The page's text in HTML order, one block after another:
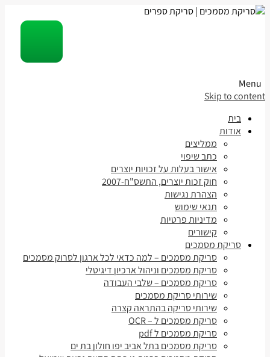
Skip to content
בית
אודות
ממליצים
כתב שיפוי
אישור בעלות על זכויות יוצרים
חוק זכות יוצרים, התשס"ח-2007
הצהרת נגישות
תנאי שימוש
מדיניות פרטיות
קישורים
סריקת מסמכים
סריקת מסמכים – למה כדאי לכל ארגון לסרוק מסמכים
סריקת מסמכים וניהול ארכיון דיגיטלי
סריקת מסמכים – שלבי העבודה
שירותי סריקת מסמכים
שירותי סריקה בהתראה קצרה
סריקת מסמכים ל – OCR
סריקת מסמכים ל pdf
סריקת מסמכים בתל אביב יפו חולון בת ים